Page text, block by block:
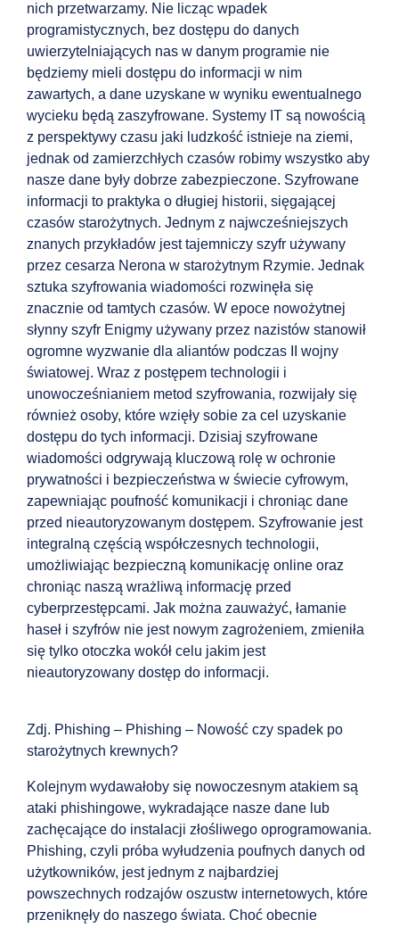
nich przetwarzamy. Nie licząc wpadek
programistycznych, bez dostępu do danych
uwierzytelniających nas w danym programie nie
będziemy mieli dostępu do informacji w nim
zawartych, a dane uzyskane w wyniku ewentualnego
wycieku będą zaszyfrowane. Systemy IT są nowością
z perspektywy czasu jaki ludzkość istnieje na ziemi,
jednak od zamierzchłych czasów robimy wszystko aby
nasze dane były dobrze zabezpieczone. Szyfrowane
informacji to praktyka o długiej historii, sięgającej
czasów starożytnych. Jednym z najwcześniejszych
znanych przykładów jest tajemniczy szyfr używany
przez cesarza Nerona w starożytnym Rzymie. Jednak
sztuka szyfrowania wiadomości rozwinęła się
znacznie od tamtych czasów. W epoce nowożytnej
słynny szyfr Enigmy używany przez nazistów stanowił
ogromne wyzwanie dla aliantów podczas II wojny
światowej. Wraz z postępem technologii i
unowocześnianiem metod szyfrowania, rozwijały się
również osoby, które wzięły sobie za cel uzyskanie
dostępu do tych informacji. Dzisiaj szyfrowane
wiadomości odgrywają kluczową rolę w ochronie
prywatności i bezpieczeństwa w świecie cyfrowym,
zapewniając poufność komunikacji i chroniąc dane
przed nieautoryzowanym dostępem. Szyfrowanie jest
integralną częścią współczesnych technologii,
umożliwiając bezpieczną komunikację online oraz
chroniąc naszą wrażliwą informację przed
cyberprzestępcami. Jak można zauważyć, łamanie
haseł i szyfrów nie jest nowym zagrożeniem, zmieniła
się tylko otoczka wokół celu jakim jest
nieautoryzowany dostęp do informacji.
Zdj. Phishing – Phishing – Nowość czy spadek po
starożytnych krewnych?
Kolejnym wydawałoby się nowoczesnym atakiem są
ataki phishingowe, wykradające nasze dane lub
zachęcające do instalacji złośliwego oprogramowania.
Phishing, czyli próba wyłudzenia poufnych danych od
użytkowników, jest jednym z najbardziej
powszechnych rodzajów oszustw internetowych, które
przeniknęły do naszego świata. Choć obecnie